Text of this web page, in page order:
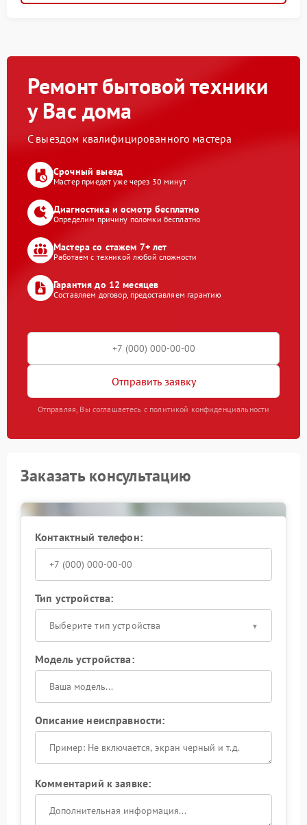
Ремонт бытовой техники
у Вас дома
С выездом квалифицированного мастера
Срочный выезд
Мастер приедет уже через 30 минут
Диагностика и осмотр бесплатно
Определим причину поломки бесплатно
Мастера со стажем 7+ лет
Работаем с техникой любой сложности
Гарантия до 12 месяцев
Составляем договор, предоставляем гарантию
Отправить заявку
Отправляя, Вы соглашаетесь с политикой конфиденциальности
Заказать консультацию
Контактный телефон:
Тип устройства:
Выберите тип устройства
Модель устройства:
Описание неисправности:
Комментарий к заявке: